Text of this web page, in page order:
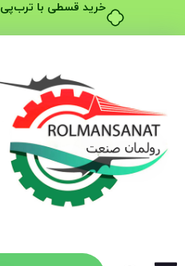
خرید قسطی با ترب‌پی